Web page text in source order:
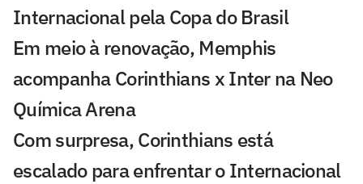
Internacional pela Copa do Brasil
Em meio à renovação, Memphis
acompanha Corinthians x Inter na Neo
Química Arena
Com surpresa, Corinthians está
escalado para enfrentar o Internacional